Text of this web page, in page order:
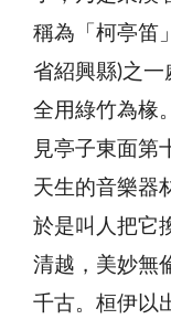
稱為「柯亭笛
省紹興縣)之
全用綠竹為椽
見亭子東面第
天生的音樂器
於是叫人把它
清越，美妙無
千古。桓伊以